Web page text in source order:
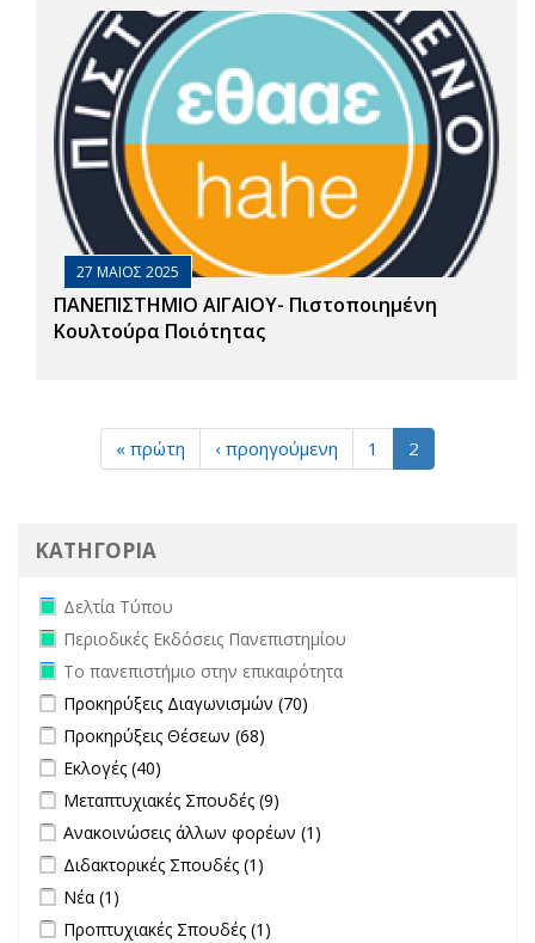
27 ΜΑΙΟΣ 2025
ΠΑΝΕΠΙΣΤΗΜΙΟ ΑΙΓΑΙΟΥ- Πιστοποιημένη
Κουλτούρα Ποιότητας
« πρώτη ‹ προηγούμενη 1 2
ΚΑΤΗΓΟΡΙΑ
Remove Δελτία Τύπου filter
Δελτία Τύπου
Remove Περιοδικές Εκδόσεις Πανεπιστημίου filter
Περιοδικές Εκδόσεις Πανεπιστημίου
Remove Το πανεπιστήμιο στην επικαιρότητα filter
Το πανεπιστήμιο στην επικαιρότητα
Apply Προκηρύξεις Διαγωνισμών filter
Προκηρύξεις Διαγωνισμών (70)
Apply Προκηρύξεις Θέσεων filter
Προκηρύξεις Θέσεων (68)
Apply Εκλογές filter
Εκλογές (40)
Apply Μεταπτυχιακές Σπουδές filter
Μεταπτυχιακές Σπουδές (9)
Apply Ανακοινώσεις άλλων φορέων filter
Ανακοινώσεις άλλων φορέων (1)
Apply Διδακτορικές Σπουδές filter
Διδακτορικές Σπουδές (1)
Apply Νέα filter
Νέα (1)
Apply Προπτυχιακές Σπουδές filter
Προπτυχιακές Σπουδές (1)